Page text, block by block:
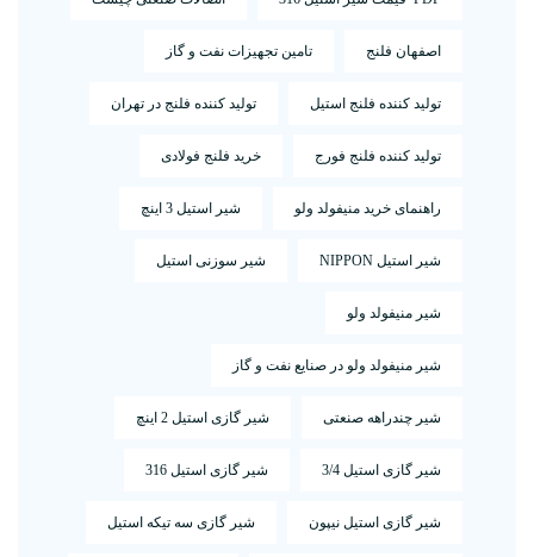
اصفهان فلنج تامین تجهیزات نفت و گاز
تولید کننده فلنج استیل تولید کننده فلنج در تهران
تولید کننده فلنج فورج خرید فلنج فولادی
راهنمای خرید منیفولد ولو شیر استیل 3 اینچ
شیر استیل NIPPON شیر سوزنی استیل
شیر منیفولد ولو
شیر منیفولد ولو در صنایع نفت و گاز
شیر چندراهه صنعتی شیر گازی استیل 2 اینچ
شیر گازی استیل 3/4 شیر گازی استیل 316
شیر گازی استیل نیپون شیر گازی سه تیکه استیل